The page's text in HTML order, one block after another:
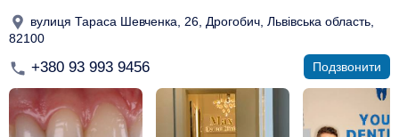
вулиця Тараса Шевченка, 26, Дрогобич, Львівська область,
82100
+380 93 993 9456 Подзвонити